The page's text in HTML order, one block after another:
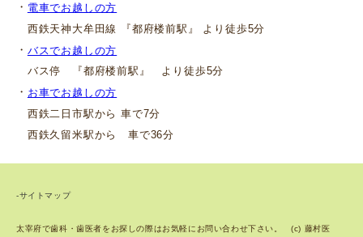
・ 電車でお越しの方
西鉄天神大牟田線 『都府楼前駅』 より徒歩5分
・ バスでお越しの方
バス停 『都府楼前駅』 より徒歩5分
・ お車でお越しの方
西鉄二日市駅から 車で7分
西鉄久留米駅から 車で36分
-サイトマップ
太宰府で歯科・歯医者をお探しの際はお気軽にお問い合わせ下さい。 (c) 藤村医